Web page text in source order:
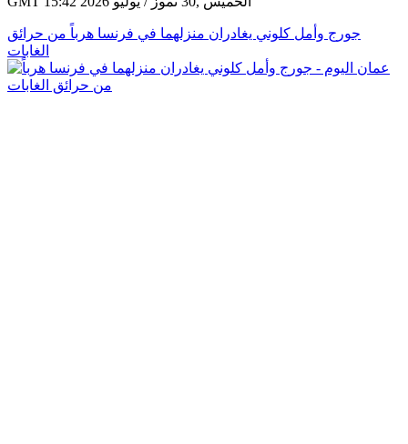
جورج وأمل كلوني يغادران منزلهما في فرنسا هرباً من حرائق
الغابات